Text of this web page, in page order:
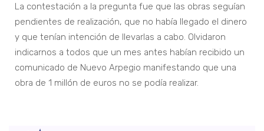
La contestación a la pregunta fue que las obras seguían
pendientes de realización, que no había llegado el dinero
y que tenían intención de llevarlas a cabo. Olvidaron
indicarnos a todos que un mes antes habían recibido un
comunicado de Nuevo Arpegio manifestando que una
obra de 1 millón de euros no se podía realizar.